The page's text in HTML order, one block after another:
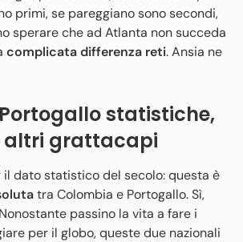
primi, se pareggiano sono secondi,
sperare che ad Atlanta non succeda
complicata differenza reti. Ansia ne
statistiche,
altri grattacapi
dato statistico del secolo: questa è
tra Colombia e Portogallo. Sì,
passino la vita a fare i
per il globo, queste due nazionali